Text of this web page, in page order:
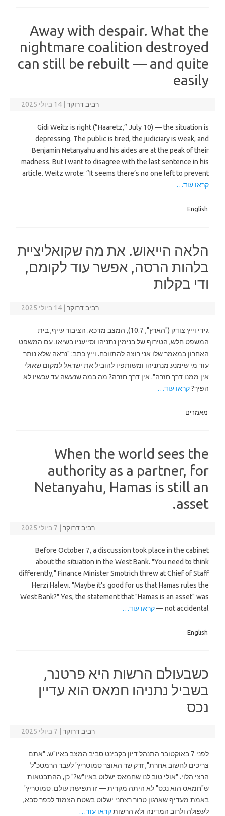
Away with despair. What the
nightmare coalition destroyed
can still be rebuilt — and quite
easily
רביב דרוקר 14 ביולי 2025
Gidi Weitz is right (“Haaretz,” July 10) — the situation is
depressing. The public is tired, the judiciary is weak, and
Benjamin Netanyahu and his aides are at the peak of their
madness. But I want to disagree with the last sentence in his
article. Weitz wrote: “It seems there’s no one left to prevent
קראו עוד…
English
הלאה הייאוש. את מה שקואליציית
בלהות הרסה, אפשר עוד לקומם,
ודי בקלות
רביב דרוקר 14 ביולי 2025
גידי וייץ צודק ("הארץ", 10.7), המצב מדכא. הציבור עייף, בית
המשפט חלש, הטירוף של בנימין נתניהו וסייעניו בשיאו. עם המשפט
האחרון במאמר שלו אני רוצה להתווכח. וייץ כתב: "נראה שלא נותר
עוד מי שימנע מנתניהו ומשותפיו להוביל את ישראל למקום שאולי
אין ממנו דרך חזרה". אין דרך חזרה? מה במה שנעשה עד עכשיו לא
הפיך?קראו עוד…
מאמרים
When the world sees the
authority as a partner, for
Netanyahu, Hamas is still an
asset.
רביב דרוקר 7 ביולי 2025
Before October 7, a discussion took place in the cabinet
about the situation in the West Bank. "You need to think
differently," Finance Minister Smotrich threw at Chief of Staff
Herzi Halevi. "Maybe it's good for us that Hamas rules the
West Bank?" Yes, the statement that "Hamas is an asset" was
not accidental —
קראו עוד…
English
כשבעולם הרשות היא פרטנר,
בשביל נתניהו חמאס הוא עדיין
נכס
רביב דרוקר 7 ביולי 2025
לפני 7 באוקטובר התנהל דיון בקבינט סביב המצב באיו"ש. "אתם
צריכים לחשוב אחרת", זרק שר האוצר סמוטריץ' לעבר הרמטכ"ל
הרצי הלוי. "אולי טוב לנו שחמאס ישלוט באיו"ש?" כן, ההתבטאות
ש"חמאס הוא נכס" לא היתה מקרית — זו תפישת עולם. סמוטריץ'
באמת מעדיף שארגון טרור רצחני ישלוט בשטח הצמוד לכפר סבא,
לעפולה ולרוב המדינה ולא הרשותקראו עוד…